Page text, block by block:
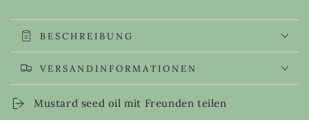
BESCHREIBUNG
VERSANDINFORMATIONEN
Mustard seed oil mit Freunden teilen